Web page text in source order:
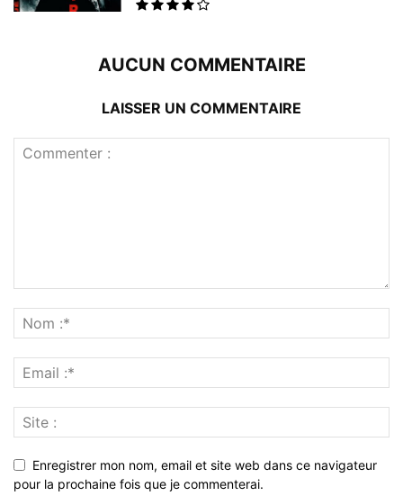
AUCUN COMMENTAIRE
LAISSER UN COMMENTAIRE
Enregistrer mon nom, email et site web dans ce navigateur
pour la prochaine fois que je commenterai.